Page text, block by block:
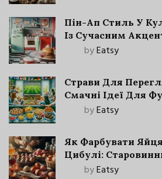
Пін-Ап Стиль У
Із Сучасним
byEatsy
Страви Для
Смачні Ідеї Для
byEatsy
Як Фарбувати
Цибулі:
Сучасними
byEatsy